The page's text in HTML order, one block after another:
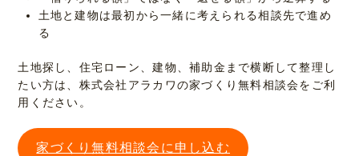
土地と建物は最初から一緒に考えられる相談先で進め
る
土地探し、住宅ローン、建物、補助金まで横断して整理し
たい方は、株式会社アラカワの家づくり無料相談会をご利
用ください。
家づくり無料相談会に申し込む